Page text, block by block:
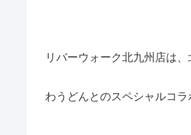
リバーウォーク北九州店は
わうどんとのスペシャルコラ